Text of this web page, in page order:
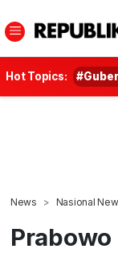
Hot Topics:
News Nasional